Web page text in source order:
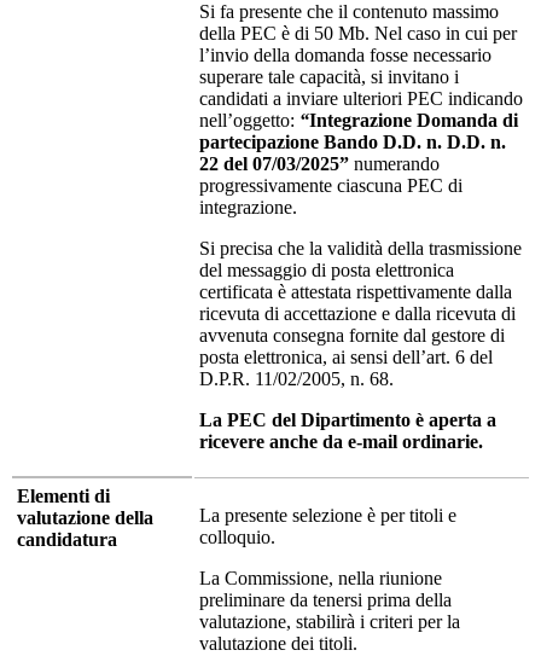
Si fa presente che il contenuto massimo
della PEC è di 50 Mb. Nel caso in cui per
l’invio della domanda fosse necessario
superare tale capacità, si invitano i
candidati a inviare ulteriori PEC indicando
nell’oggetto: “Integrazione Domanda di
partecipazione Bando D.D. n. D.D. n.
22 del 07/03/2025” numerando
progressivamente ciascuna PEC di
integrazione.
Si precisa che la validità della trasmissione
del messaggio di posta elettronica
certificata è attestata rispettivamente dalla
ricevuta di accettazione e dalla ricevuta di
avvenuta consegna fornite dal gestore di
posta elettronica, ai sensi dell’art. 6 del
D.P.R. 11/02/2005, n. 68.
La PEC del Dipartimento è aperta a
ricevere anche da e-mail ordinarie.
Elementi di
valutazione della
candidatura
La presente selezione è per titoli e
colloquio.
La Commissione, nella riunione
preliminare da tenersi prima della
valutazione, stabilirà i criteri per la
valutazione dei titoli.